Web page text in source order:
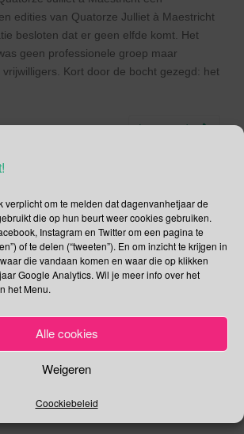
verplicht om te melden dat dagenvanhetjaar de
die op hun beurt weer cookies gebruiken.
Instagram en Twitter om een pagina te
of te delen (“tweeten”). En om inzicht te krijgen in
die vandaan komen en waar die op klikken
Google Analytics. Wil je meer info over het
het Menu.
Alle cookies
Weigeren
Coockiebeleid
edities van Quatorze Julliet à Maestricht
besloten dat er geen elfde komt. Het
geen professionele groep maar
Kort door de bocht gezegd: het
Lees verder
op
om marketing cookies te